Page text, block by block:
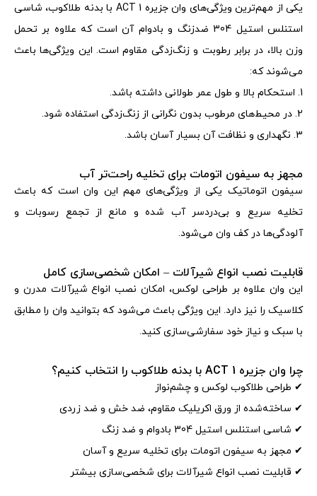
یکی از مهم‌ترین ویژگی‌های وان جزیره 1 ACT با بدنه طلاکوب، شاسی
استنلس استیل 304 ضدزنگ و بادوام آن است که علاوه بر تحمل
وزن بالا، در برابر رطوبت و زنگ‌زدگی مقاوم است. این ویژگی‌ها باعث
می‌شوند که:
1. استحکام بالا و طول عمر طولانی داشته باشد
.
2. در محیط‌های مرطوب بدون نگرانی از زنگ‌زدگی استفاده شود
.
3. نگهداری و نظافت آن بسیار آسان باشد
.
مجهز به سیفون اتومات برای تخلیه راحت‌تر آب
سیفون اتوماتیک یکی از ویژگی‌های مهم این وان است که باعث
تخلیه سریع و بی‌دردسر آب شده و مانع از تجمع رسوبات و
آلودگی‌ها در کف وان می‌شود.
قابلیت نصب انواع شیرآلات – امکان شخصی‌سازی کامل
این وان علاوه بر طراحی لوکس، امکان نصب انواع شیرآلات مدرن و
کلاسیک را نیز دارد. این ویژگی باعث می‌شود که بتوانید وان را مطابق
با سبک و نیاز خود سفارشی‌سازی کنید.
چرا وان جزیره 1 ACT با بدنه طلاکوب را انتخاب کنیم؟
✔ طراحی طلاکوب لوکس و چشم‌نواز
✔ ساخته‌شده از ورق اکریلیک مقاوم، ضد خش و ضد زردی
✔ شاسی استنلس استیل 304 بادوام و ضد زنگ
✔ مجهز به سیفون اتومات برای تخلیه سریع و آسان
✔ قابلیت نصب انواع شیرآلات برای شخصی‌سازی بیشتر